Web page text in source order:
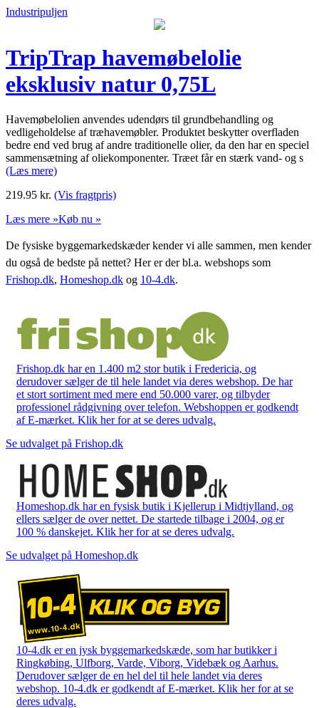
Industripuljen
TripTrap havemøbelolie
eksklusiv natur 0,75L
Havemøbelolien anvendes udendørs til grundbehandling og
vedligeholdelse af træhavemøbler. Produktet beskytter overfladen
bedre end ved brug af andre traditionelle olier, da den har en speciel
sammensætning af oliekomponenter. Træet får en stærk vand- og s
(Læs mere)
219.95 kr. (Vis fragtpris)
Læs mere »Køb nu »
De fysiske byggemarkedskæder kender vi alle sammen, men kender
du også de bedste på nettet? Her er der bl.a. webshops som
Frishop.dk, Homeshop.dk og 10-4.dk.
Frishop.dk har en 1.400 m2 stor butik i Fredericia, og
derudover sælger de til hele landet via deres webshop. De har
et stort sortiment med mere end 50.000 varer, og tilbyder
professionel rådgivning over telefon. Webshoppen er godkendt
af E-mærket. Klik her for at se deres udvalg.
Se udvalget på Frishop.dk
Homeshop.dk har en fysisk butik i Kjellerup i Midtjylland, og
ellers sælger de over nettet. De startede tilbage i 2004, og er
100 % danskejet. Klik her for at se deres udvalg.
Se udvalget på Homeshop.dk
10-4.dk er en jysk byggemarkedskæde, som har butikker i
Ringkøbing, Ulfborg, Varde, Viborg, Videbæk og Aarhus.
Derudover sælger de en hel del til hele landet via deres
webshop. 10-4.dk er godkendt af E-mærket. Klik her for at se
deres udvalg.